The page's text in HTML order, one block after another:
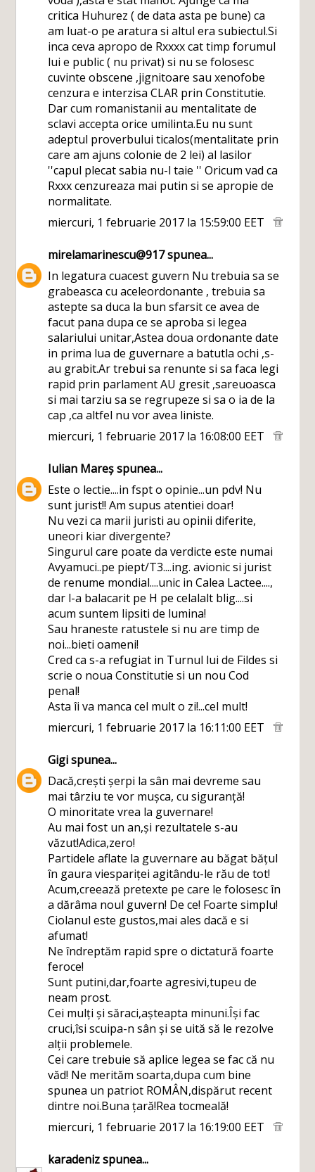
critica Huhurez ( de data asta pe bune) ca
am luat-o pe aratura si altul era subiectul.Si
inca ceva apropo de Rxxxx cat timp forumul
lui e public ( nu privat) si nu se folosesc
cuvinte obscene ,jignitoare sau xenofobe
cenzura e interzisa CLAR prin Constitutie.
Dar cum romanistanii au mentalitate de
sclavi accepta orice umilinta.Eu nu sunt
adeptul proverbului ticalos(mentalitate prin
care am ajuns colonie de 2 lei) al lasilor
''capul plecat sabia nu-l taie '' Oricum vad ca
Rxxx cenzureaza mai putin si se apropie de
normalitate.
miercuri, 1 februarie 2017 la 15:59:00 EET
mirelamarinescu@917spunea...
In legatura cuacest guvern Nu trebuia sa se
grabeasca cu aceleordonante , trebuia sa
astepte sa duca la bun sfarsit ce avea de
facut pana dupa ce se aproba si legea
salariului unitar,Astea doua ordonante date
in prima lua de guvernare a batutla ochi ,s-
au grabit.Ar trebui sa renunte si sa faca legi
rapid prin parlament AU gresit ,sareuoasca
si mai tarziu sa se regrupeze si sa o ia de la
cap ,ca altfel nu vor avea liniste.
miercuri, 1 februarie 2017 la 16:08:00 EET
Iulian Mareșspunea...
Este o lectie....in fspt o opinie...un pdv! Nu
sunt jurist!! Am supus atentiei doar!
Nu vezi ca marii juristi au opinii diferite,
uneori kiar divergente?
Singurul care poate da verdicte este numai
Avyamuci..pe piept/T3....ing. avionic si jurist
de renume mondial....unic in Calea Lactee....,
dar l-a balacarit pe H pe celalalt blig....si
acum suntem lipsiti de lumina!
Sau hraneste ratustele si nu are timp de
noi...bieti oameni!
Cred ca s-a refugiat in Turnul lui de Fildes si
scrie o noua Constitutie si un nou Cod
penal!
Asta îi va manca cel mult o zi!...cel mult!
miercuri, 1 februarie 2017 la 16:11:00 EET
Gigispunea...
Dacă,crești șerpi la sân mai devreme sau
mai târziu te vor mușca, cu siguranță!
O minoritate vrea la guvernare!
Au mai fost un an,și rezultatele s-au
văzut!Adica,zero!
Partidele aflate la guvernare au băgat bățul
în gaura viespariței agitându-le rău de tot!
Acum,creează pretexte pe care le folosesc în
a dărâma noul guvern! De ce! Foarte simplu!
Ciolanul este gustos,mai ales dacă e si
afumat!
Ne îndreptăm rapid spre o dictatură foarte
feroce!
Sunt putini,dar,foarte agresivi,tupeu de
neam prost.
Cei mulți și săraci,așteapta minuni.Își fac
cruci,îsi scuipa-n sân și se uită să le rezolve
alții problemele.
Cei care trebuie să aplice legea se fac că nu
văd! Ne merităm soarta,dupa cum bine
spunea un patriot ROMÂN,dispărut recent
dintre noi.Buna țară!Rea tocmeală!
miercuri, 1 februarie 2017 la 16:19:00 EET
karadenizspunea...